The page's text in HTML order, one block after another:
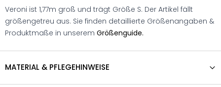
Veroni ist 1,77m groß und trägt Größe S. Der Artikel fällt
größengetreu aus. Sie finden detaillierte Größenangaben &
Produktmaße in unserem Größenguide.
MATERIAL & PFLEGEHINWEISE